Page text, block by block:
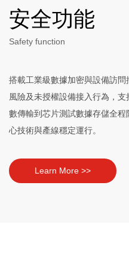
安全功能
Safety function
搭載工業級數據加密與設備訪
風險及未授權設備接入行為，
數傳輸到芯片測試數據存儲全
心技術與產線穩定運行。
Learn More >>